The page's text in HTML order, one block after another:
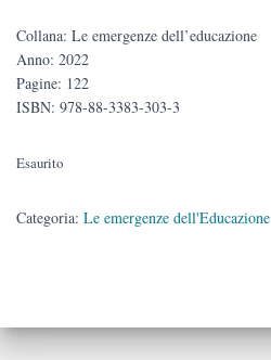
Collana: Le emergenze dell’educazione
Anno: 2022
Pagine: 122
ISBN: 978-88-3383-303-3
Esaurito
Categoria: Le emergenze dell'Educazione